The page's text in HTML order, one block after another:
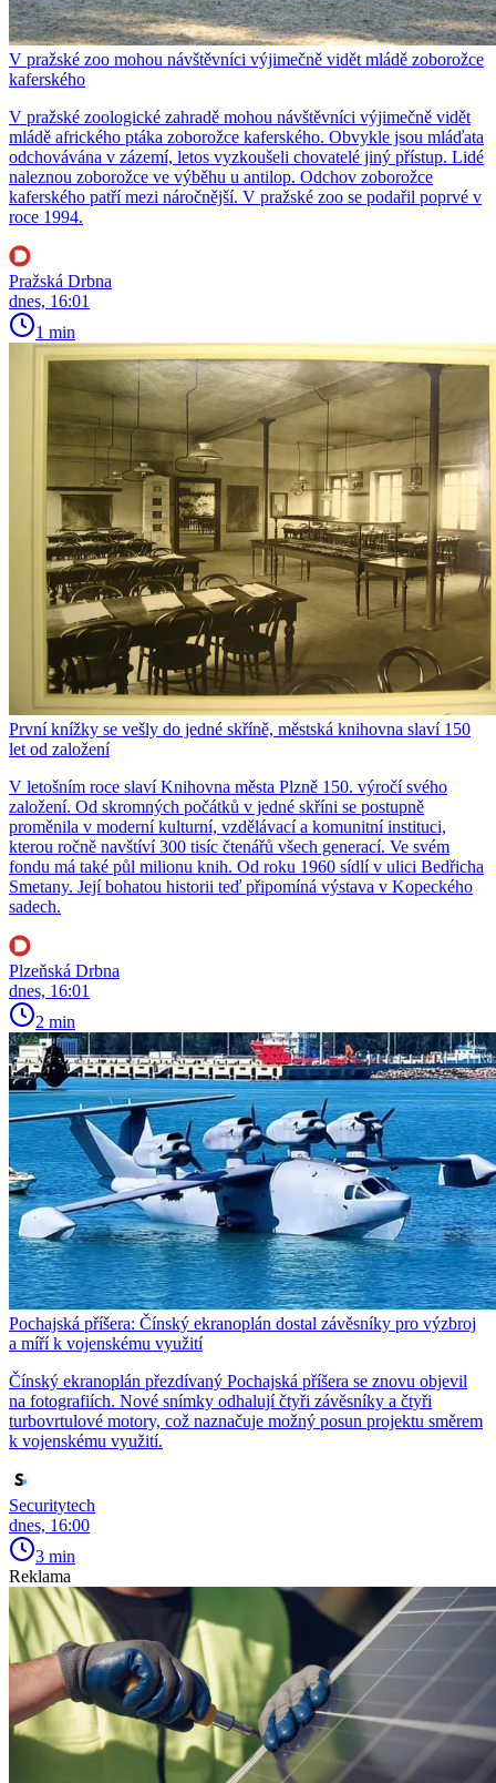
V pražské zoo mohou návštěvníci výjimečně vidět mládě zoborožce
kaferského
V pražské zoologické zahradě mohou návštěvníci výjimečně vidět
mládě afrického ptáka zoborožce kaferského. Obvykle jsou mláďata
odchovávána v zázemí, letos vyzkoušeli chovatelé jiný přístup. Lidé
naleznou zoborožce ve výběhu u antilop. Odchov zoborožce
kaferského patří mezi náročnější. V pražské zoo se podařil poprvé v
roce 1994.
Pražská Drbna
dnes, 16:01
1 min
První knížky se vešly do jedné skříně, městská knihovna slaví 150
let od založení
V letošním roce slaví Knihovna města Plzně 150. výročí svého
založení. Od skromných počátků v jedné skříni se postupně
proměnila v moderní kulturní, vzdělávací a komunitní instituci,
kterou ročně navštíví 300 tisíc čtenářů všech generací. Ve svém
fondu má také půl milionu knih. Od roku 1960 sídlí v ulici Bedřicha
Smetany. Její bohatou historii teď připomíná výstava v Kopeckého
sadech.
Plzeňská Drbna
dnes, 16:01
2 min
Pochajská příšera: Čínský ekranoplán dostal závěsníky pro výzbroj
a míří k vojenskému využití
Čínský ekranoplán přezdívaný Pochajská příšera se znovu objevil
na fotografiích. Nové snímky odhalují čtyři závěsníky a čtyři
turbovrtulové motory, což naznačuje možný posun projektu směrem
k vojenskému využití.
Securitytech
dnes, 16:00
3 min
Reklama